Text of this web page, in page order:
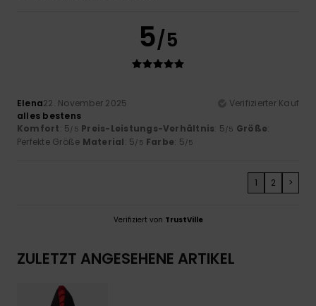
5/5
Elena22. November 2025
Verifizierter Kauf
alles bestens
Komfort: 5/5 Preis-Leistungs-Verhältnis: 5/5 Größe:
Perfekte Größe Material: 5/5 Farbe: 5/5
1 2 >
Verifiziert von TrustVille
ZULETZT ANGESEHENE ARTIKEL